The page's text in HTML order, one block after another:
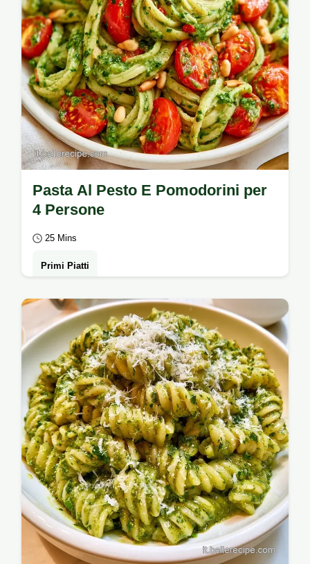
Pasta Al Pesto E Pomodorini per
4 Persone
25 Mins
Primi Piatti
Pronta in 25 minuti, questa Pasta Al Pesto E
Pomodorini è un classico. Include una guida
alla preparazione per ottenere una…